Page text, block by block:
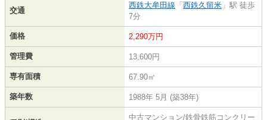
交通
西鉄大牟田線 「 西鉄久留米 」駅 徒歩
7分
価格 2,290万円
管理費 13,600円
専有面積 67.90㎡
築年数 1988年 5月 (築38年)
中古マンション/鉄骨鉄筋コンクリー